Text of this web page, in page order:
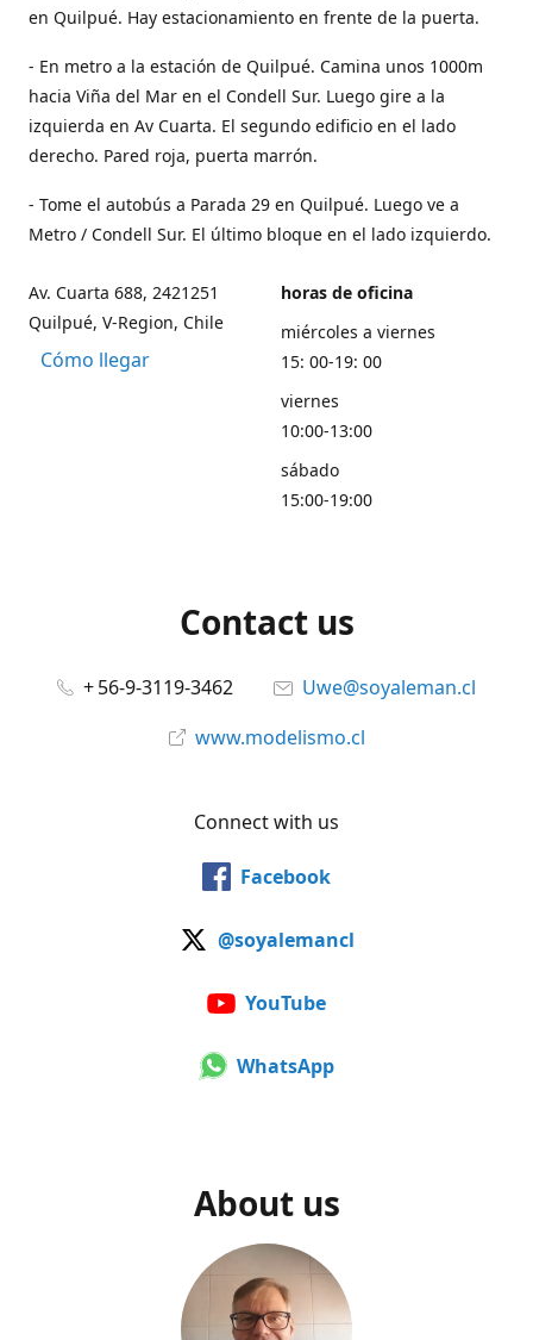
en Quilpué. Hay estacionamiento en frente de la puerta.
- En metro a la estación de Quilpué. Camina unos 1000m
hacia Viña del Mar en el Condell Sur. Luego gire a la
izquierda en Av Cuarta. El segundo edificio en el lado
derecho. Pared roja, puerta marrón.
- Tome el autobús a Parada 29 en Quilpué. Luego ve a
Metro / Condell Sur. El último bloque en el lado izquierdo.
Av. Cuarta 688, 2421251
Quilpué, V-Region, Chile
Cómo llegar
horas de oficina
miércoles a viernes
15: 00-19: 00
viernes
10:00-13:00
sábado
15:00-19:00
Contact us
+ 56-9-3119-3462
Uwe@soyaleman.cl
www.modelismo.cl
Connect with us
Facebook
@soyalemancl
YouTube
WhatsApp
About us